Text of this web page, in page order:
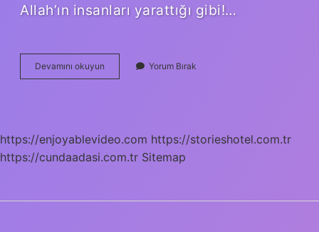
Allah’ın insanları yarattığı gibi!…
Devamını okuyun
Kaynağı
Yorum Bırak
https://enjoyablevideo.com https://storieshotel.com.tr
https://cundaadasi.com.tr Sitemap